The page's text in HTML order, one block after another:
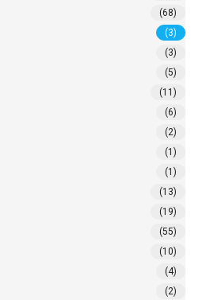
(68)
(3)
(3)
(5)
(11)
(6)
(2)
(1)
(1)
(13)
(19)
(55)
(10)
(4)
(2)